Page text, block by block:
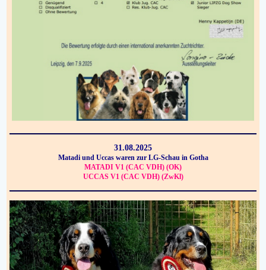
31.08.2025
Matadi und Uccas waren zur LG-Schau in Gotha
MATADI V1 (CAC VDH) (OK)
UCCAS V1 (CAC VDH) (ZwKl)